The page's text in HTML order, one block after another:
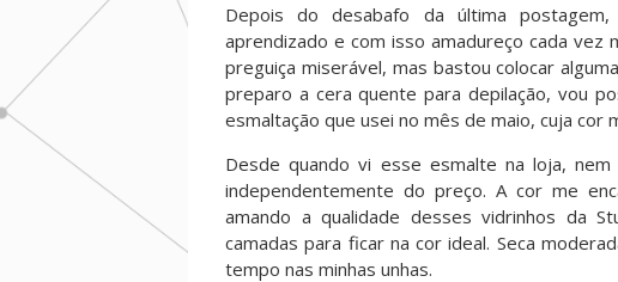
Depois do desabafo da última
aprendizado e com isso amadureço cada vez
preguiça miserável, mas bastou colocar
preparo a cera quente para depilação, vou
esmaltação que usei no mês de maio, cuja cor
Desde quando vi esse esmalte na loja,
independentemente do preço. A cor me
amando a qualidade desses vidrinhos da
camadas para ficar na cor ideal. Seca
tempo nas minhas unhas.